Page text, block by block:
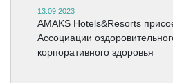
13.09.2023
AMAKS Hotels&Resorts
Ассоциации
корпоративного здоровья